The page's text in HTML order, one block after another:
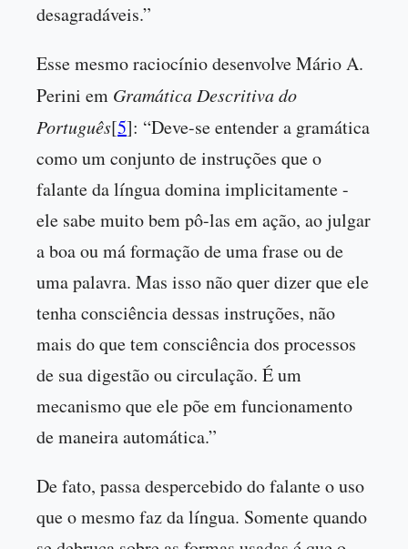
desagradáveis.”
Esse mesmo raciocínio desenvolve Mário A.
Perini em Gramática Descritiva do
Português[5]: “Deve-se entender a gramática
como um conjunto de instruções que o
falante da língua domina implicitamente -
ele sabe muito bem pô-las em ação, ao julgar
a boa ou má formação de uma frase ou de
uma palavra. Mas isso não quer dizer que ele
tenha consciência dessas instruções, não
mais do que tem consciência dos processos
de sua digestão ou circulação. É um
mecanismo que ele põe em funcionamento
de maneira automática.”
De fato, passa despercebido do falante o uso
que o mesmo faz da língua. Somente quando